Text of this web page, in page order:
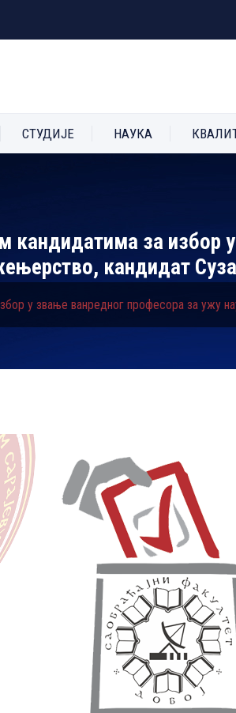
СТУДИЈЕ НАУКА
кандидатима за
кандидат
у звање ванредног професора за ужу